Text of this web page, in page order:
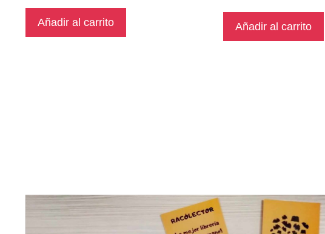
Añadir al carrito Añadir al carrito